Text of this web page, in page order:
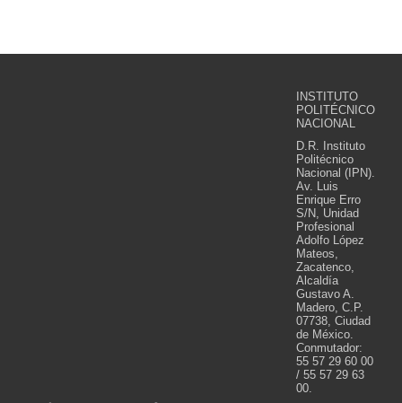
INSTITUTO
POLITÉCNICO
NACIONAL
D.R. Instituto
Politécnico
Nacional (IPN).
Av. Luis
Enrique Erro
S/N, Unidad
Profesional
Adolfo López
Mateos,
Zacatenco,
Alcaldía
Gustavo A.
Madero, C.P.
07738, Ciudad
de México.
Conmutador:
55 57 29 60 00
/ 55 57 29 63
00.